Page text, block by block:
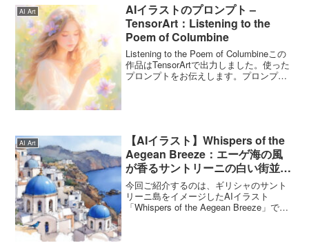
AI Art
AIイラストのプロンプト –
TensorArt：Listening to the
Poem of Columbine
Listening to the Poem of Columbineこの
作品はTensorArtで出力しました。使った
プロンプトをお伝えします。プロンプト
AI Art
【AIイラスト】Whispers of the
Aegean Breeze：エーゲ海の風
が香るサントリーニの白い街並み
｜TensorArt作品紹介
今回ご紹介するのは、ギリシャのサント
リーニ島をイメージしたAIイラスト
「Whispers of the Aegean Breeze」で